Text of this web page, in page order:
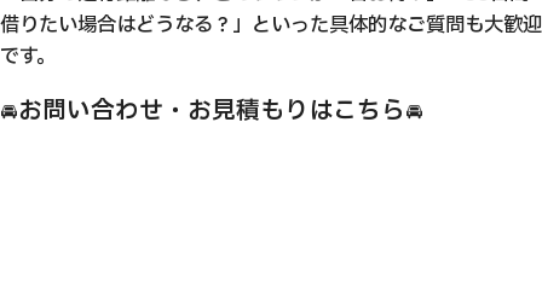
借りたい場合はどうなる？」といった具体的なご質問も大歓迎
です。
🚘お問い合わせ・お見積もりはこちら🚘